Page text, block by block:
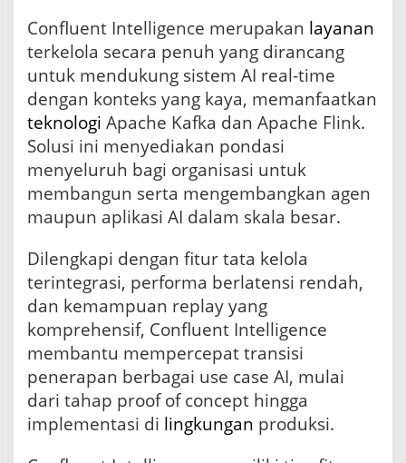
Confluent Intelligence merupakan layanan
terkelola secara penuh yang dirancang
untuk mendukung sistem AI real-time
teknologi Apache Kafka dan Apache Flink.
Solusi ini menyediakan pondasi
menyeluruh bagi organisasi untuk
membangun serta mengembangkan agen
maupun aplikasi AI dalam skala besar.
Dilengkapi dengan fitur tata kelola
terintegrasi, performa berlatensi rendah,
dan kemampuan replay yang
komprehensif, Confluent Intelligence
membantu mempercepat transisi
penerapan berbagai use case AI, mulai
dari tahap proof of concept hingga
implementasi di lingkungan produksi.